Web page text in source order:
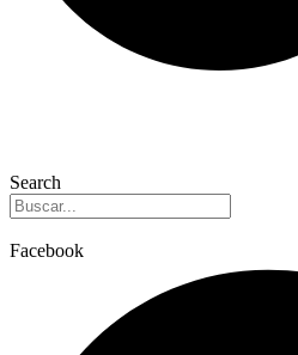
Search
Facebook